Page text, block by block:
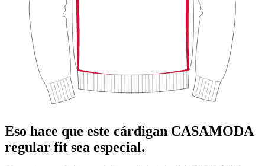
Eso hace que este cárdigan CASAMODA
regular fit sea especial.